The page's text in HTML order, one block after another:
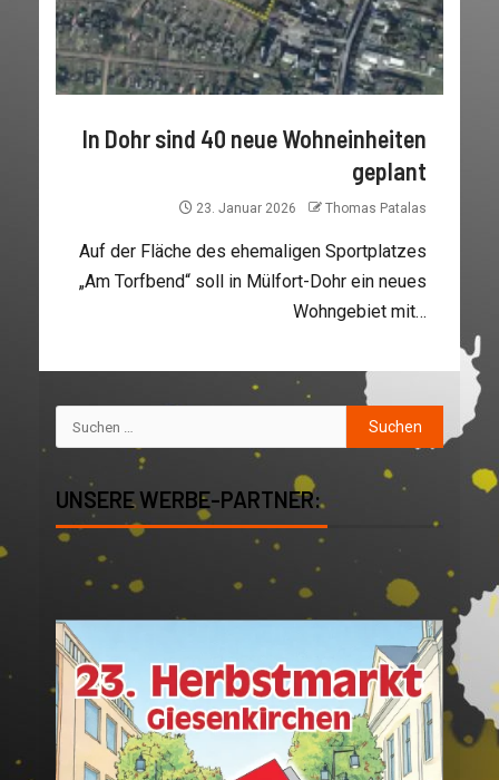
In Dohr sind 40 neue Wohneinheiten
geplant
23. Januar 2026 Thomas Patalas
Auf der Fläche des ehemaligen Sportplatzes
„Am Torfbend“ soll in Mülfort-Dohr ein neues
Wohngebiet mit…
UNSERE WERBE-PARTNER: